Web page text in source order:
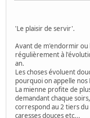
'Le plaisir de servir'.
Avant de m'endormir ou
régulièrement à
an.
Les choses évoluent
pourquoi on appelle nos
La mienne profite de
demandant chaque
correspond au 2 tiers
caresses douces etc...